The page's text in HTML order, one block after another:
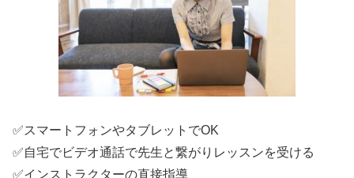
✅スマートフォンやタブレットでOK
✅自宅でビデオ通話で先生と繋がりレッスンを受ける
✅インストラクターの直接指導